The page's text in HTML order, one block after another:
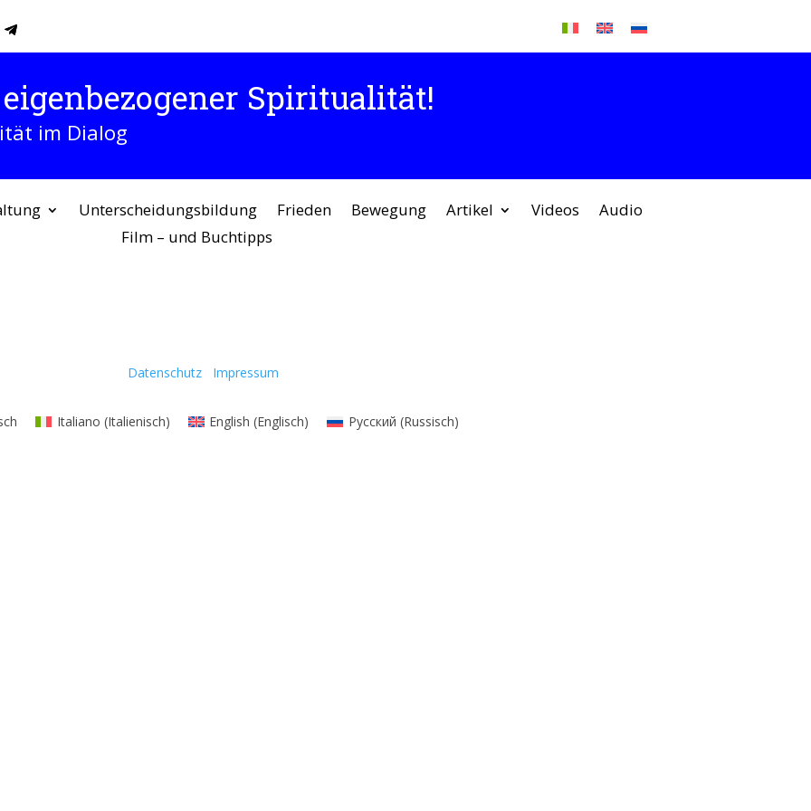
Spiritualität!
im Dialog
Unterscheidungsbildung Frieden Bewegung Artikel Videos
Audio
Film – und Buchtipps
Datenschutz Impressum
Italiano (Italienisch) English (Englisch) Русский (Russisch)